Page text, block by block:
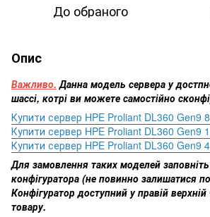
До обраного
Опис
Важливо. Данна модель сервера у
шассі, котрі ви можете самостійно
Купити сервер HPE Proliant DL360 Gen9
Купити сервер HPE Proliant DL360 Gen9
Купити сервер HPE Proliant DL360 Gen9
Для замовлення таких моделей
конфігуратора (не повинно залишатися
Конфігуратор доступний у правій верхній
товару.